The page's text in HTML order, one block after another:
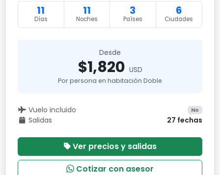
11
Días
11
Noches
3
Países
6
Ciudades
Desde
$1,820 USD
Por persona en habitación Doble
Vuelo incluido No
Salidas 27 fechas
Ver precios y salidas
Cotizar con asesor